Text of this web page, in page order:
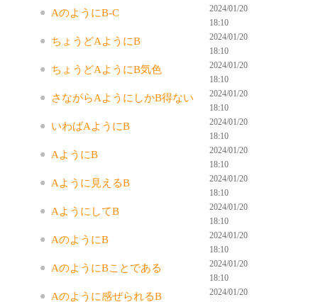
AのようにB-C
2024/01/20
18:10
ちょうどAようにB
2024/01/20
18:10
ちょうどAようにB気色
2024/01/20
18:10
さながらAようにしかB得ない
2024/01/20
18:10
いわばAようにB
2024/01/20
18:10
AようにB
2024/01/20
18:10
Aように見えるB
2024/01/20
18:10
AようにしてB
2024/01/20
18:10
AのようにB
2024/01/20
18:10
AのようにBことである
2024/01/20
18:10
Aのように感ぜられるB
2024/01/20